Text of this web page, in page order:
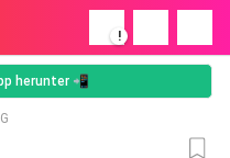
!
herunter 📲